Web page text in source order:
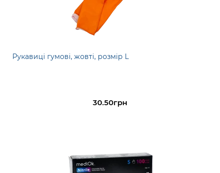
Рукавиці гумові, жовті, розмір L
30.50грн